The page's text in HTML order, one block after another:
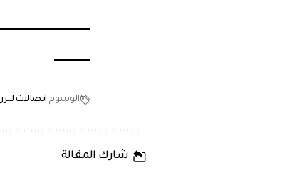
الوسوم اتصالات ليزر
شارك المقالة